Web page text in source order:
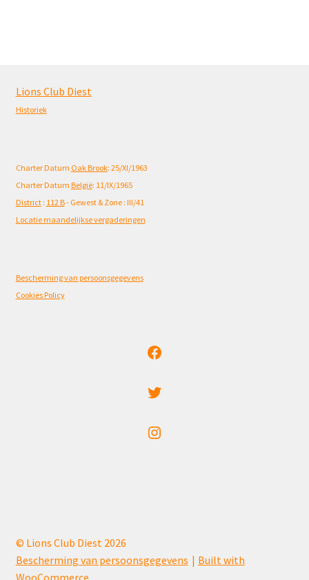
Lions Club Diest
Historiek
Charter Datum Oak Brook: 25/XI/1963
Charter Datum België: 11/IX/1965
District: 112 B- Gewest & Zone : III/41
Locatie maandelijkse vergaderingen
Bescherming van persoonsgegevens
Cookies Policy
Facebook
Twitter
Instagram
© Lions Club Diest 2026
Bescherming van persoonsgegevens
Built with
WooCommerce